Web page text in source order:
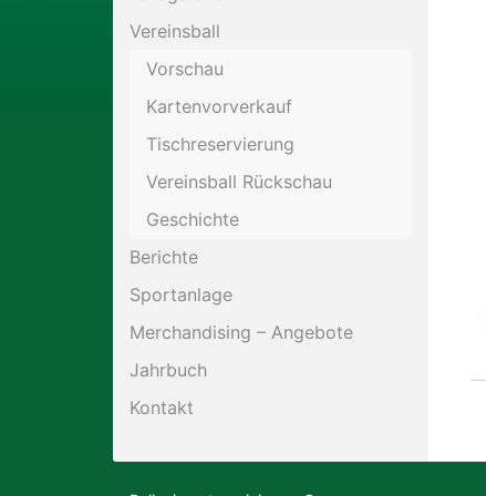
Vereinsball
Vorschau
Kartenvorverkauf
Tischreservierung
Vereinsball Rückschau
Geschichte
Berichte
Sportanlage
Merchandising – Angebote
Jahrbuch
Kontakt